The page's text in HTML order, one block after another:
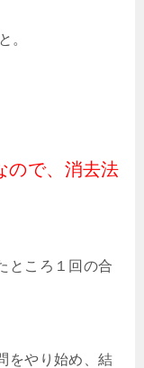
。
ので、消去法
ところ１回の合
をやり始め、結